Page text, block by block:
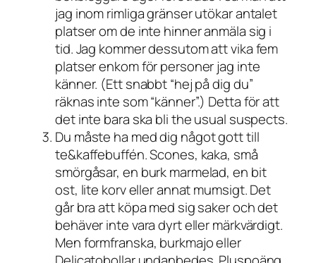
jag inom rimliga gränser utökar antalet
platser om de inte hinner anmäla sig i
tid. Jag kommer dessutom att vika fem
platser enkom för personer jag inte
känner. (Ett snabbt “hej på dig du”
räknas inte som “känner”.) Detta för att
det inte bara ska bli the usual suspects.
Du måste ha med dig något gott till
te&kaffebuffén. Scones, kaka, små
smörgåsar, en burk marmelad, en bit
ost, lite korv eller annat mumsigt. Det
går bra att köpa med sig saker och det
behäver inte vara dyrt eller märkvärdigt.
Men formfranska, burkmajo eller